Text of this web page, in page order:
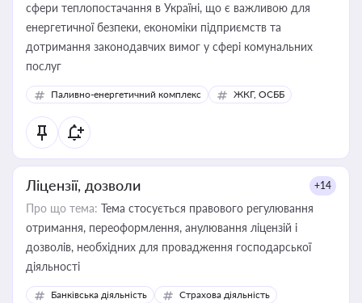
сфери теплопостачання в Україні, що є важливою для
енергетичної безпеки, економіки підприємств та
дотримання законодавчих вимог у сфері комунальних
послуг
Паливно-енергетичний комплекс ЖКГ, ОСББ
Ліцензії, дозволи +14
Про що тема: Тема стосується правового регулювання
отримання, переоформлення, анулювання ліцензій і
дозволів, необхідних для провадження господарської
діяльності
Банківська діяльність
Страхова діяльність